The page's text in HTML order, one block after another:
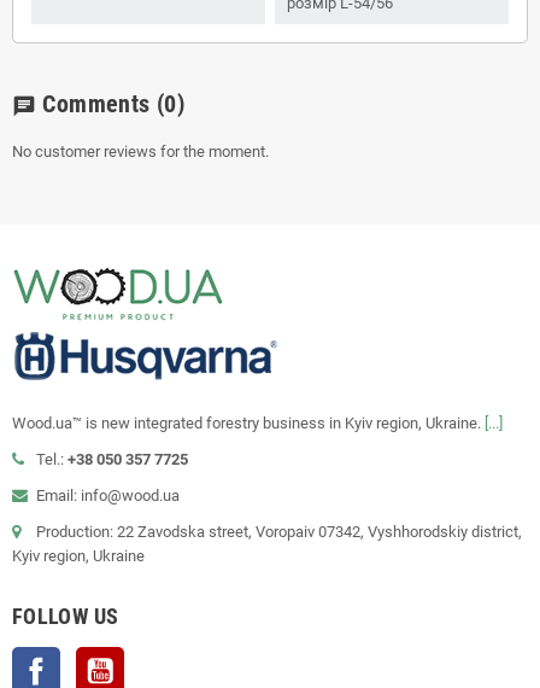
chat Comments (0)
No customer reviews for the moment.
Wood.ua™ is new integrated forestry business in Kyiv region, Ukraine. [...]
Tel.: +38 050 357 7725
Email: info@wood.ua
Production: 22 Zavodska street, Voropaiv 07342, Vyshhorodskiy district,
Kyiv region, Ukraine
FOLLOW US
Facebook